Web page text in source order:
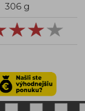
306 g